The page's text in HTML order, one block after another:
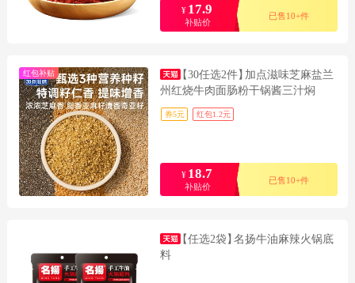
¥ 17.9
补贴价
已售10+件
红包补贴 【30任选2件】加点滋味芝麻盐兰
州红烧牛肉面肠粉干锅酱三汁焖
券5元 红包1.2元
¥ 18.7
补贴价
已售10+件
【任选2袋】名扬牛油麻辣火锅底
料